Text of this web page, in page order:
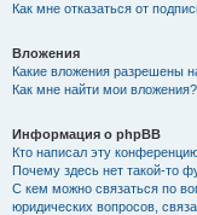
Как мне отказаться от
Вложения
Какие вложения разрешены
Как мне найти мои вложения?
Информация о phpBB
Кто написал эту
Почему здесь нет такой-то
С кем можно связаться по
юридических вопросов,